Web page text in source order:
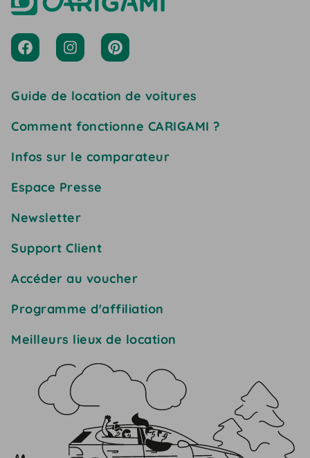
Guide de location de voitures
Comment fonctionne CARIGAMI ?
Infos sur le comparateur
Espace Presse
Newsletter
Support Client
Accéder au voucher
Programme d'affiliation
Meilleurs lieux de location